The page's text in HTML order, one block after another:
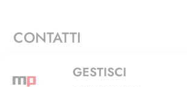
GESTISCI
CONTATTI
Via Alfieri, 27 - Trezzano Sul